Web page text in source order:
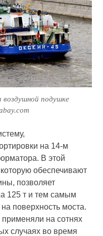
подушке
на 14-м
В этой
обеспечивают
позволяет
125 т и тем самым
на поверхность моста.
на сотнях
случаях во время